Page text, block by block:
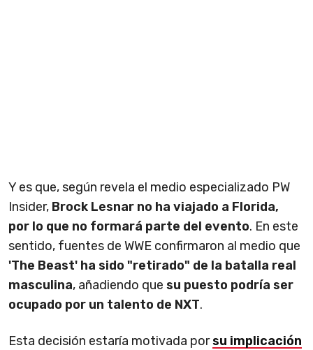
Y es que, según revela el medio especializado PW
Insider, Brock Lesnar no ha viajado a Florida,
por lo que no formará parte del evento. En este
sentido, fuentes de WWE confirmaron al medio que
'The Beast' ha sido "retirado" de la batalla real
masculina, añadiendo que su puesto podría ser
ocupado por un talento de NXT.
Esta decisión estaría motivada porsu implicación